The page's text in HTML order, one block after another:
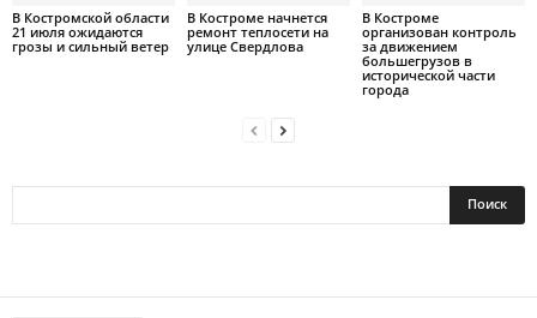
В Костромской области
21 июля ожидаются
грозы и сильный ветер
В Костроме начнется
ремонт теплосети на
улице Свердлова
В Костроме
организован контроль
за движением
большегрузов в
исторической части
города